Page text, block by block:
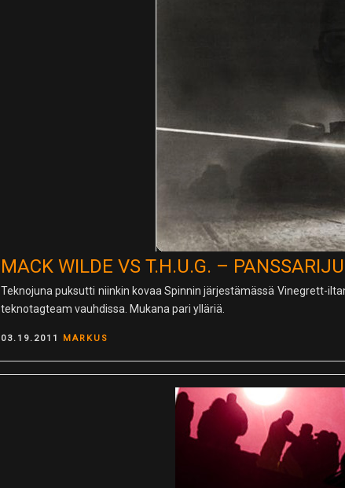
MACK WILDE VS T.H.U.G. –
Teknojuna puksutti niinkin kovaa Spinnin järjestämässä Vinegrett-
teknotagteam vauhdissa. Mukana pari ylläriä.
POSTED
03.19.2011 MARKUS